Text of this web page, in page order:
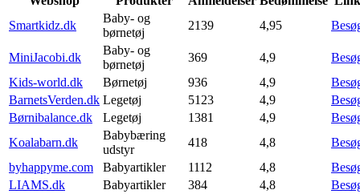
Smartkidz.dk
Baby- og
børnetøj
2139 4,95
MiniJacobi.dk
Baby- og
børnetøj
369 4,9
Kids-world.dk
Børnetøj 936 4,9
BarnetsVerden.dk Legetøj 5123 4,9
Børnibalance.dk
Legetøj 1381 4,9
Koalabarn.dk
Babybæring
udstyr
418 4,8
byhappyme.com
Babyartikler 1112 4,8
LIAMS.dk
Babyartikler 384 4,8